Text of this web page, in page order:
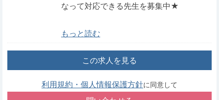
なって対応できる先生を募集中★
もっと読む
この求人を見る
利用規約・個人情報保護方針に同意して